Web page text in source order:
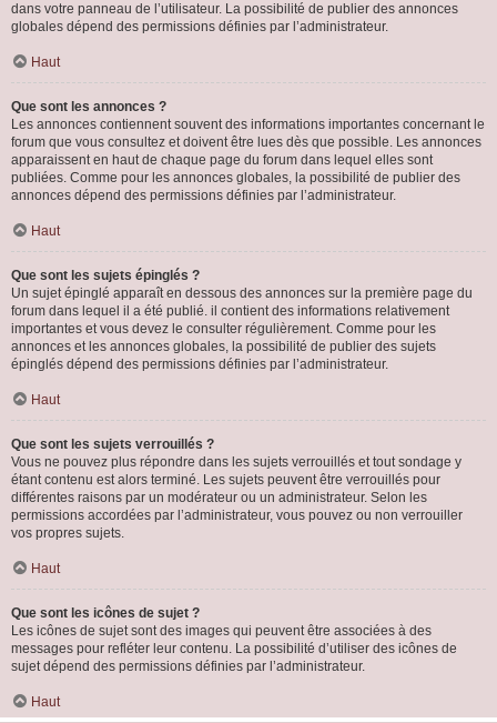
dans votre panneau de l’utilisateur. La possibilité de publier des annonces
globales dépend des permissions définies par l’administrateur.
Haut
Que sont les annonces ?
Les annonces contiennent souvent des informations importantes concernant le
forum que vous consultez et doivent être lues dès que possible. Les annonces
apparaissent en haut de chaque page du forum dans lequel elles sont
publiées. Comme pour les annonces globales, la possibilité de publier des
annonces dépend des permissions définies par l’administrateur.
Haut
Que sont les sujets épinglés ?
Un sujet épinglé apparaît en dessous des annonces sur la première page du
forum dans lequel il a été publié. il contient des informations relativement
importantes et vous devez le consulter régulièrement. Comme pour les
annonces et les annonces globales, la possibilité de publier des sujets
épinglés dépend des permissions définies par l’administrateur.
Haut
Que sont les sujets verrouillés ?
Vous ne pouvez plus répondre dans les sujets verrouillés et tout sondage y
étant contenu est alors terminé. Les sujets peuvent être verrouillés pour
différentes raisons par un modérateur ou un administrateur. Selon les
permissions accordées par l’administrateur, vous pouvez ou non verrouiller
vos propres sujets.
Haut
Que sont les icônes de sujet ?
Les icônes de sujet sont des images qui peuvent être associées à des
messages pour refléter leur contenu. La possibilité d’utiliser des icônes de
sujet dépend des permissions définies par l’administrateur.
Haut